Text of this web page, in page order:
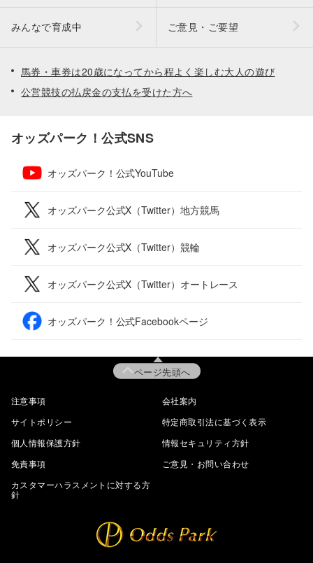
みんなで育成中 ご意見・ご要望
馬券・車券は20歳になってから程よく楽しむ大人の遊び
公営競技の払戻金の支払を受けた方へ
オッズパーク！公式SNS
オッズパーク！公式YouTube
オッズパーク公式X（Twitter）地方競馬
オッズパーク公式X（Twitter）競輪
オッズパーク公式X（Twitter）オートレース
オッズパーク！公式Facebookページ
ページ先頭へ
注意事項
会社案内
サイトポリシー
特定商取引法に基づく表示
個人情報保護方針
情報セキュリティ方針
免責事項
ご意見・お問い合わせ
カスタマーハラスメントに対する方
針